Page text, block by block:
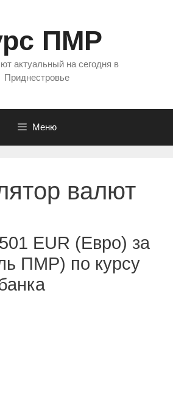
ПМР
актуальный на сегодня в
Приднестровье
Меню
валют
EUR (Евро) за
ПМР) по курсу